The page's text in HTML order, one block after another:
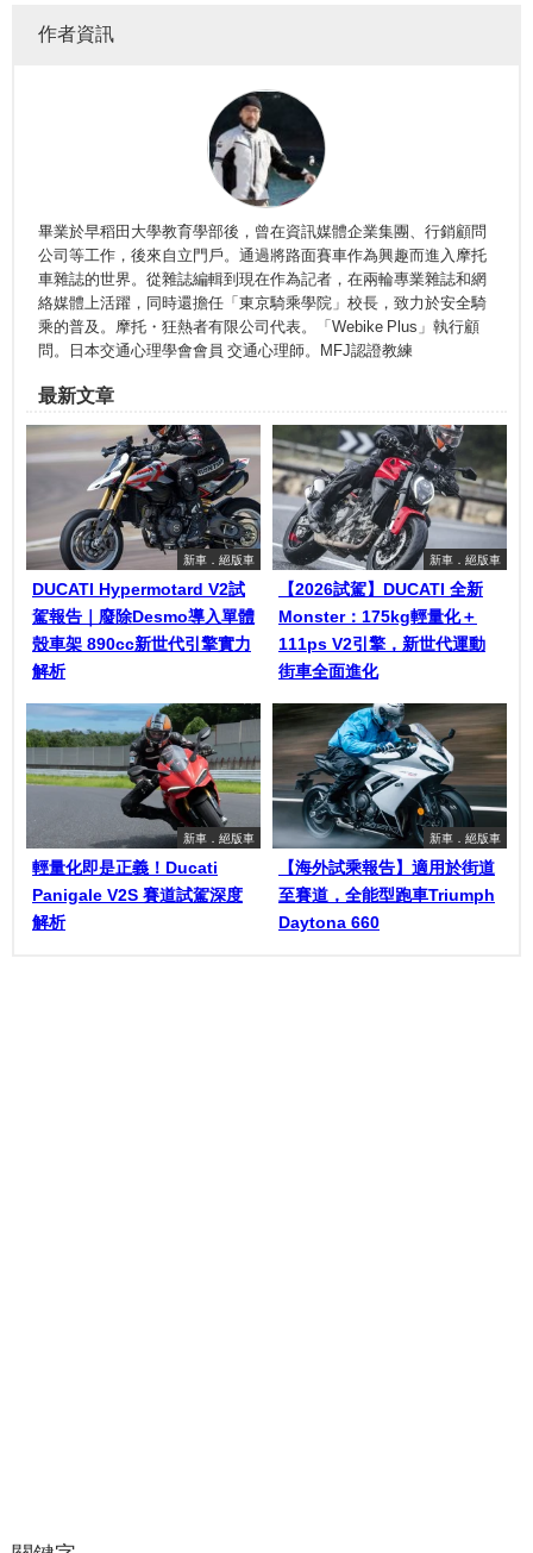
作者資訊
畢業於早稻田大學教育學部後，曾在資訊媒體企業集團、行銷顧問
公司等工作，後來自立門戶。通過將路面賽車作為興趣而進入摩托
車雜誌的世界。從雜誌編輯到現在作為記者，在兩輪專業雜誌和網
絡媒體上活躍，同時還擔任「東京騎乘學院」校長，致力於安全騎
乘的普及。摩托・狂熱者有限公司代表。「Webike Plus」執行顧
問。日本交通心理學會會員 交通心理師。MFJ認證教練
最新文章
新車．絕版車
DUCATI Hypermotard V2試
駕報告｜廢除Desmo導入單體
殼車架 890cc新世代引擎實力
解析
新車．絕版車
【2026試駕】DUCATI 全新
Monster：175kg輕量化＋
111ps V2引擎，新世代運動
街車全面進化
新車．絕版車
輕量化即是正義！Ducati
Panigale V2S 賽道試駕深度
解析
新車．絕版車
【海外試乘報告】適用於街道
至賽道，全能型跑車Triumph
Daytona 660